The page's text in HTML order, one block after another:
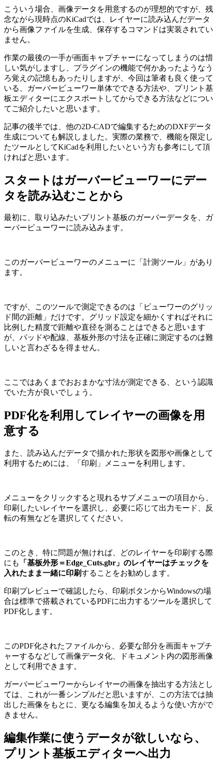
こういう場合、画像データを用意するのが理想的ですが、残
念ながら現時点のKiCadでは、レイヤーに読み込んだデータ
から画像ファイルを生成、保存するコマンドは実装されてい
ません。
作業の最後の一手が画面キャプチャーになってしまうのは惜
しい気がしますし、プラグインの機能で何かあったようなう
ろ覚えの記憶もあったりしますが、今回は筆者も良く使って
いる、ガーバービューワー単体でできる方法や、プリント基
板エディターにエクスポートしてからできる方法などについ
てご紹介したいと思います。
記事の後半では、 他の2D-CADで編集するためのDXFデータ
生成についても解説しました。実際の業務で、機能を限定し
たツールとしてKiCadを利用したいという方も参考にして頂
ければと思います。
スタートはガーバービューワーにデー
タを読み込むことから
最初に、取り込みたいプリント基板のガーバーデータを、ガ
ーバービューワーに読み込みます。
このガーバービューワーのメニューに「計測ツール」があり
ます。
ですが、このツールで測定できるのは「ビューワーのグリッ
ド間の距離」だけです。グリッド設定を細かくすればそれに
比例した精度で距離や直径を測ることはできると思います
が、パッドや配線、基板外形の寸法を正確に測定するのは難
しいと言わざるを得ません。
ここではあくまでおおまかな寸法が測定できる、という認識
でいた方が良いでしょう。
PDF化を利用してレイヤーの画像を用
意する
また、読み込んだデータで描かれた形状を図形や画像として
利用するためには、「印刷」メニューを利用します。
メニューをクリックすると現れるサブメニューの項目から、
印刷したいレイヤーを選択し、必要に応じて出力モード、反
転の有無などを選択してください。
このとき、特に問題が無ければ、どのレイヤーを印刷する際
にも
「基板外形＝Edge_Cuts.gbr」のレイヤーはチェックを
入れたまま一緒に印刷することをお勧めします。
印刷プレビューで確認したら、印刷ボタンからWindowsの場
合は標準で搭載されているPDFに出力するツールを選択して
PDF化します。
このPDF化されたファイルから、必要な部分を画面キャプチ
ャーするなどして画像データ化、ドキュメント内の図形画像
として利用できます。
ガーバービューワーからレイヤーの画像を抽出する方法とし
ては、これが一番シンプルだと思いますが、この方法では抽
出した画像をもとに、更なる編集を加えるような使い方がで
きません。
編集作業に使うデータが欲しいなら、
プリント基板エディターへ出力